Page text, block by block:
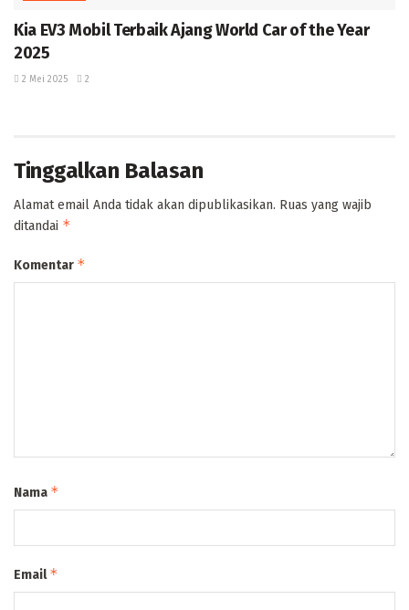
Kia EV3 Mobil Terbaik Ajang World Car of the Year
2025
2 Mei 2025 2
Tinggalkan Balasan
Alamat email Anda tidak akan dipublikasikan. Ruas yang wajib
ditandai *
Komentar *
Nama *
Email*